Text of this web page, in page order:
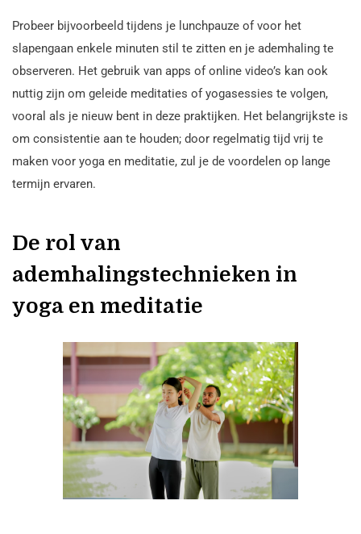
Probeer bijvoorbeeld tijdens je lunchpauze of voor het
slapengaan enkele minuten stil te zitten en je ademhaling te
observeren. Het gebruik van apps of online video’s kan ook
nuttig zijn om geleide meditaties of yogasessies te volgen,
vooral als je nieuw bent in deze praktijken. Het belangrijkste is
om consistentie aan te houden; door regelmatig tijd vrij te
maken voor yoga en meditatie, zul je de voordelen op lange
termijn ervaren.
De rol van
ademhalingstechnieken in
yoga en meditatie